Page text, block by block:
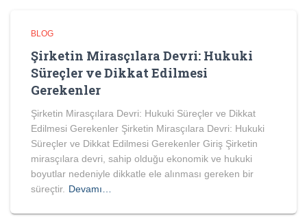
BLOG
Şirketin Mirasçılara Devri: Hukuki
Süreçler ve Dikkat Edilmesi
Gerekenler
Şirketin Mirasçılara Devri: Hukuki Süreçler ve Dikkat
Edilmesi Gerekenler Şirketin Mirasçılara Devri: Hukuki
Süreçler ve Dikkat Edilmesi Gerekenler Giriş Şirketin
mirasçılara devri, sahip olduğu ekonomik ve hukuki
boyutlar nedeniyle dikkatle ele alınması gereken bir
süreçtir. Devamı…